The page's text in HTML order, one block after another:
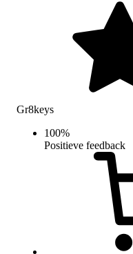
Gr8keys
100%
Positieve feedback